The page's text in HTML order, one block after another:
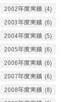
2002年度実績 (4)
2003年度実績 (6)
2004年度実績 (5)
2005年度実績 (6)
2006年度実績 (6)
2007年度実績 (6)
2008年度実績 (8)